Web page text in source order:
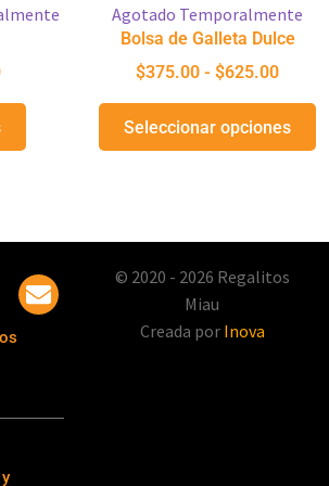
Agotado Temporalmente
Bolsa de Galleta Dulce
$375.00 - $625.00
Seleccionar opciones
© 2020 - 2026 Regalitos
Miau
Creada por Inova